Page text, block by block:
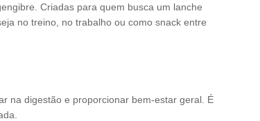
Criadas para quem busca um lanche
no treino, no trabalho ou como snack entre
na digestão e proporcionar bem-estar geral. É